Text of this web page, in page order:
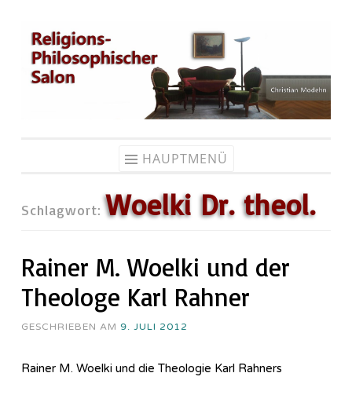
Zum
Inhalt
springen
HAUPTMENÜ
Schlagwort:Woelki Dr. theol.
Rainer M. Woelki und der
Theologe Karl Rahner
GESCHRIEBEN AM 9. JULI 2012
Rainer M. Woelki und die Theologie Karl Rahners